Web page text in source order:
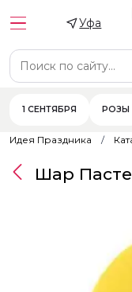
Уфа
1 СЕНТЯБРЯ РОЗЫ
Идея Праздника
Шар